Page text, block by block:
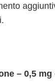
– 0,5